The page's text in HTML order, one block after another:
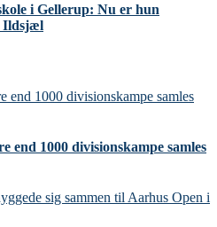
i Gellerup: Nu er hun
Ildsjæl
1000 divisionskampe samles